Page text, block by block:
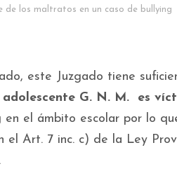
de los maltratos en un caso de bullying
este Juzgado tiene
adolescente G. N. M. es
en el ámbito escolar por lo
Art. 7 inc. c) de la Ley